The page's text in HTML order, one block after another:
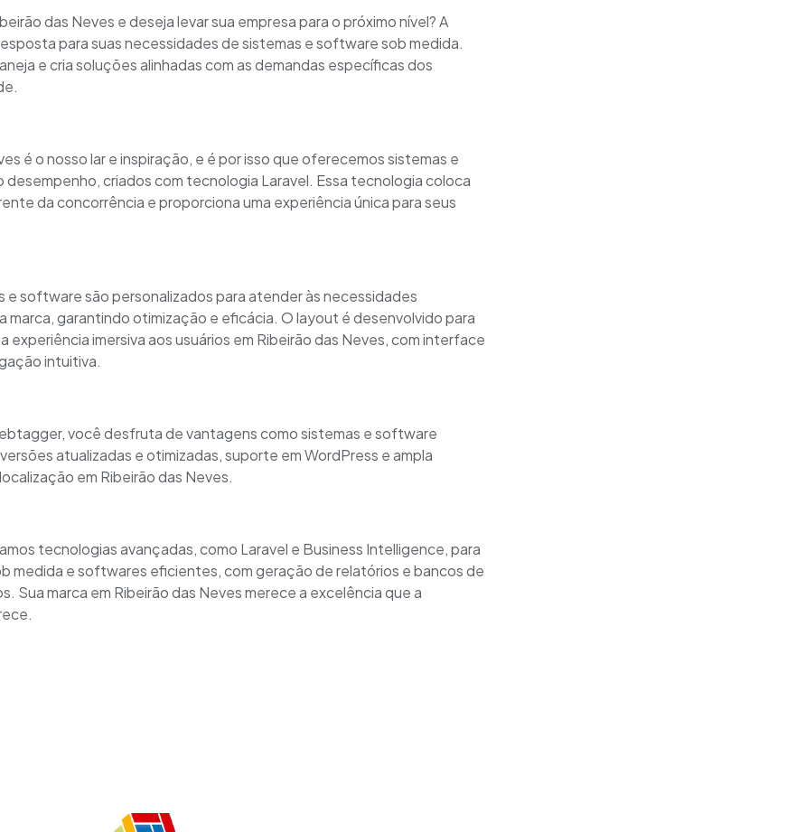
das Neves e deseja levar sua empresa para o próximo nível? A
para suas necessidades de sistemas e software sob medida.
e cria soluções alinhadas com as demandas específicas dos
é o nosso lar e inspiração, e é por isso que oferecemos sistemas e
criados com tecnologia Laravel. Essa tecnologia coloca
da concorrência e proporciona uma experiência única para seus
e software são personalizados para atender às necessidades
marca, garantindo otimização e eficácia. O layout é desenvolvido para
experiência imersiva aos usuários em Ribeirão das Neves, com interface
intuitiva.
você desfruta de vantagens como sistemas e software
atualizadas e otimizadas, suporte em WordPress e ampla
em Ribeirão das Neves.
tecnologias avançadas, como Laravel e Business Intelligence, para
medida e softwares eficientes, com geração de relatórios e bancos de
Sua marca em Ribeirão das Neves merece a excelência que a